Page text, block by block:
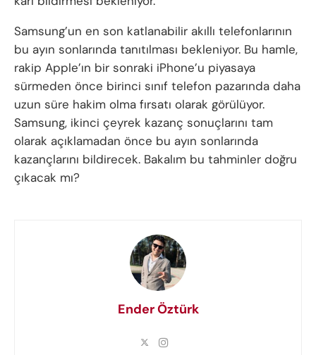
Samsung’un en son katlanabilir akıllı telefonlarının
bu ayın sonlarında tanıtılması bekleniyor. Bu hamle,
rakip Apple’ın bir sonraki iPhone’u piyasaya
sürmeden önce birinci sınıf telefon pazarında daha
uzun süre hakim olma fırsatı olarak görülüyor.
Samsung, ikinci çeyrek kazanç sonuçlarını tam
olarak açıklamadan önce bu ayın sonlarında
kazançlarını bildirecek. Bakalım bu tahminler doğru
çıkacak mı?
Ender Öztürk